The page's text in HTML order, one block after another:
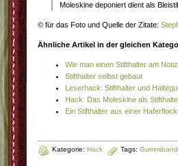
Moleskine deponiert dient als
© für das Foto und Quelle der Zitate:
Ähnliche Artikel in der gleichen
Wie man einen Stifthalter am
Stifthalter selbst gebaut
Leserhack: Stifthalter und
Hack: Das Moleskine als
Ein Stifthalter aus einer
Kategorie: Hack Tags: Gummiband